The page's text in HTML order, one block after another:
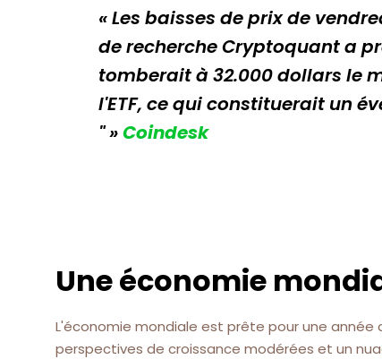
« Les baisses de prix de
de recherche Cryptoquant a
tomberait à 32.000 dollars le
l'ETF, ce qui constituerait un
" »Coindesk
Une économie
L'économie mondiale est prête pour une
perspectives de croissance modérées et un